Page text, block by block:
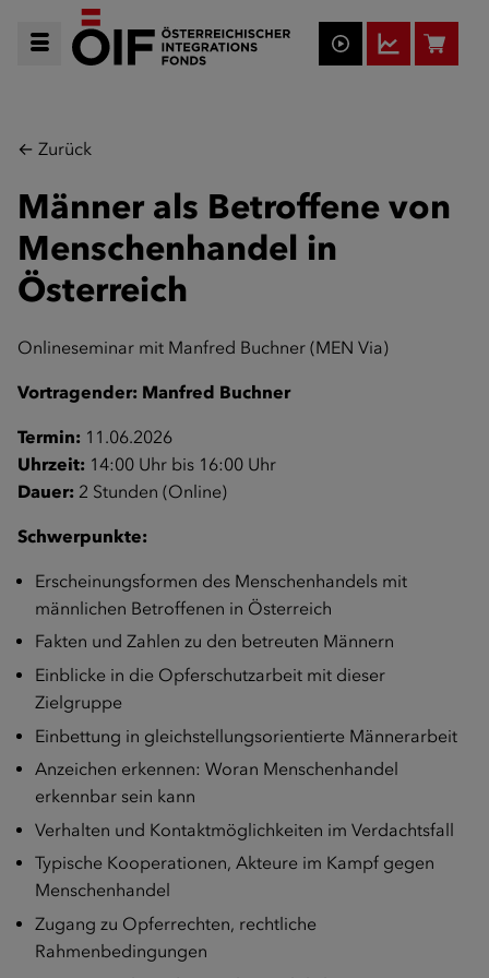
← Zurück
Männer als Betroffene von
Menschenhandel in
Österreich
Onlineseminar mit Manfred Buchner (MEN Via)
Vortragender: Manfred Buchner
Termin: 11.06.2026
Uhrzeit: 14:00 Uhr bis 16:00 Uhr
Dauer: 2 Stunden (Online)
Schwerpunkte:
Erscheinungsformen des Menschenhandels mit
männlichen Betroffenen in Österreich
Fakten und Zahlen zu den betreuten Männern
Einblicke in die Opferschutzarbeit mit dieser
Zielgruppe
Einbettung in gleichstellungsorientierte Männerarbeit
Anzeichen erkennen: Woran Menschenhandel
erkennbar sein kann
Verhalten und Kontaktmöglichkeiten im Verdachtsfall
Typische Kooperationen, Akteure im Kampf gegen
Menschenhandel
Zugang zu Opferrechten, rechtliche
Rahmenbedingungen